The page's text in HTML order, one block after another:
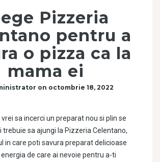
Pizzeria
pentru a
o pizza ca la
mama ei
on octombrie 18, 2022
sa incerci un preparat nou si plin se
trebuie sa ajungi la Pizzeria Celentano,
in care poti savura preparat delicioase
de care ai nevoie pentru a-ti